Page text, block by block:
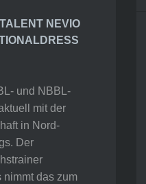
NEVIO
und NBBL-
mit der
in Nord-
Der
das zum